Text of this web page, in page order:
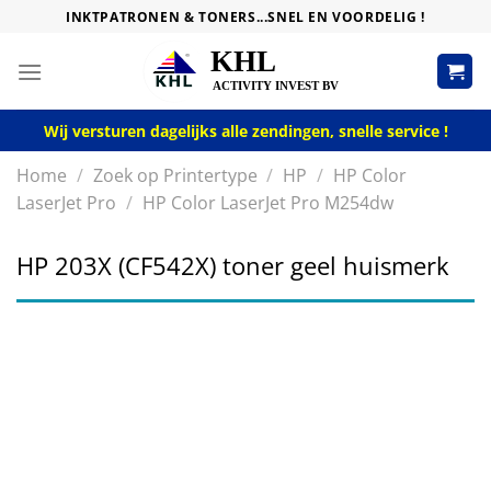
content
INKTPATRONEN & TONERS...SNEL EN VOORDELIG !
Wij versturen dagelijks alle zendingen, snelle service !
Home / Zoek op Printertype / HP / HP Color
LaserJet Pro / HP Color LaserJet Pro M254dw
HP 203X (CF542X) toner geel huismerk